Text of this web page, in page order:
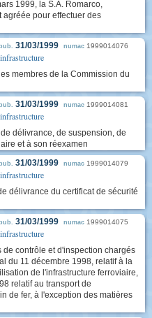
1999, la S.A. Romarco,
agréée pour effectuer des
31/03/1999 numac 1999014076
membres de la Commission du
31/03/1999 numac 1999014081
délivrance, de suspension, de
et à son réexamen
31/03/1999 numac 1999014079
délivrance du certificat de sécurité
31/03/1999 numac 1999014075
contrôle et d'inspection chargés
du 11 décembre 1998, relatif à la
de l'infrastructure ferroviaire,
relatif au transport de
de fer, à l'exception des matières